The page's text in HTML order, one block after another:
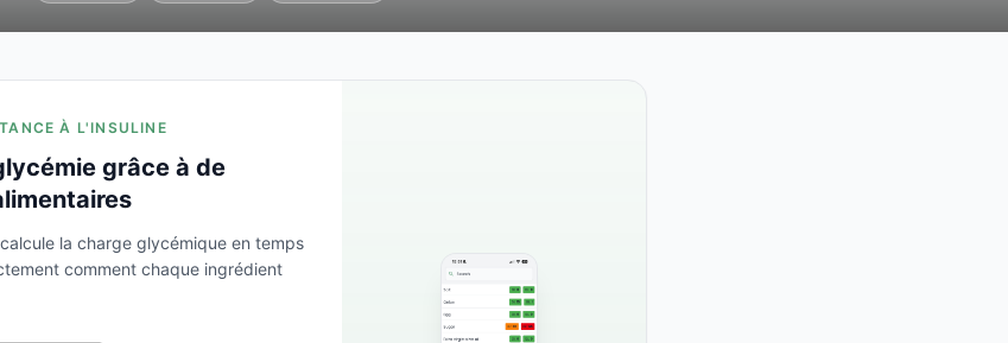
À L'INSULINE
grâce à de
la charge glycémique en temps
comment chaque ingrédient